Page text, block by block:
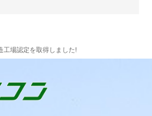
工場認定を取得しました!